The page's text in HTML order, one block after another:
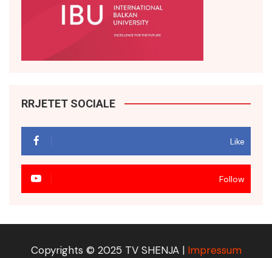
RRJETET SOCIALE
Like
Follow
Copyrights © 2025 TV SHENJA | Impressum